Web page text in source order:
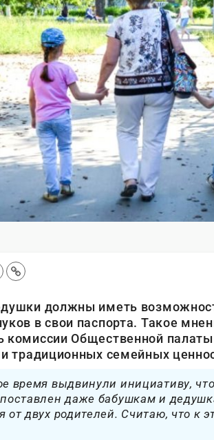
должны иметь
в свои паспорта. Такое
комиссии Общественной
традиционных семейных
время выдвинули инициативу,
даже бабушкам и
от двух родителей. Считаю, что к